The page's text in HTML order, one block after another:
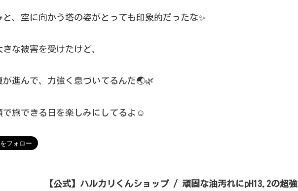
と、空に向かう塔の姿がとっても印象的だったな✨
な被害を受けたけど、
進んで、力強く息づいてるんだ🌏🌿
で旅できる日を楽しみにしてるよ☺️
【公式】ハルカリくんショップ / 頑固な油汚れにpH13.2の超強